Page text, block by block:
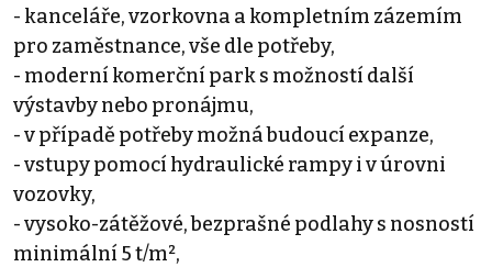
- kanceláře, vzorkovna a kompletním zázemím
pro zaměstnance, vše dle potřeby,
- moderní komerční park s možností další
výstavby nebo pronájmu,
- v případě potřeby možná budoucí expanze,
- vstupy pomocí hydraulické rampy i v úrovni
vozovky,
- vysoko-zátěžové, bezprašné podlahy s nosností
minimální 5 t/m²,